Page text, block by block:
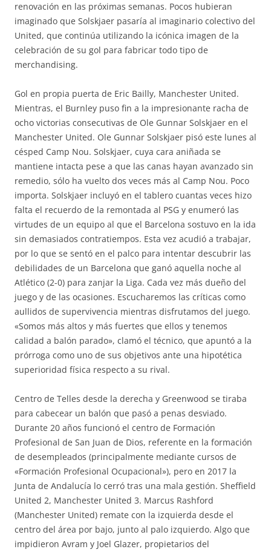
renovación en las próximas semanas. Pocos hubieran
imaginado que Solskjaer pasaría al imaginario colectivo del
United, que continúa utilizando la icónica imagen de la
celebración de su gol para fabricar todo tipo de
merchandising.
Gol en propia puerta de Eric Bailly, Manchester United.
Mientras, el Burnley puso fin a la impresionante racha de
ocho victorias consecutivas de Ole Gunnar Solskjaer en el
Manchester United. Ole Gunnar Solskjaer pisó este lunes al
césped Camp Nou. Solskjaer, cuya cara aniñada se
mantiene intacta pese a que las canas hayan avanzado sin
remedio, sólo ha vuelto dos veces más al Camp Nou. Poco
importa. Solskjaer incluyó en el tablero cuantas veces hizo
falta el recuerdo de la remontada al PSG y enumeró las
virtudes de un equipo al que el Barcelona sostuvo en la ida
sin demasiados contratiempos. Esta vez acudió a trabajar,
por lo que se sentó en el palco para intentar descubrir las
debilidades de un Barcelona que ganó aquella noche al
Atlético (2-0) para zanjar la Liga. Cada vez más dueño del
juego y de las ocasiones. Escucharemos las críticas como
aullidos de supervivencia mientras disfrutamos del juego.
«Somos más altos y más fuertes que ellos y tenemos
calidad a balón parado», clamó el técnico, que apuntó a la
prórroga como uno de sus objetivos ante una hipotética
superioridad física respecto a su rival.
Centro de Telles desde la derecha y Greenwood se tiraba
para cabecear un balón que pasó a penas desviado.
Durante 20 años funcionó el centro de Formación
Profesional de San Juan de Dios, referente en la formación
de desempleados (principalmente mediante cursos de
«Formación Profesional Ocupacional»), pero en 2017 la
Junta de Andalucía lo cerró tras una mala gestión. Sheffield
United 2, Manchester United 3. Marcus Rashford
(Manchester United) remate con la izquierda desde el
centro del área por bajo, junto al palo izquierdo. Algo que
impidieron Avram y Joel Glazer, propietarios del